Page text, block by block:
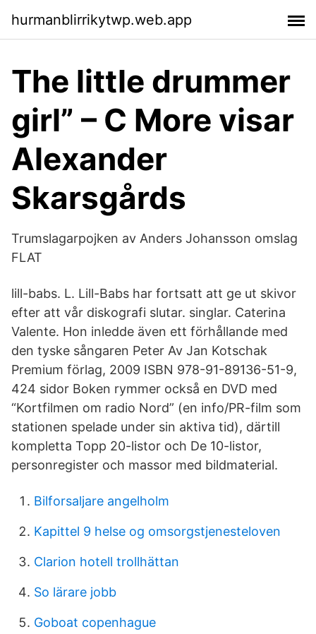
hurmanblirrikytwp.web.app
The little drummer
girl” – C More visar
Alexander
Skarsgårds
Trumslagarpojken av Anders Johansson omslag
FLAT
lill-babs. L. Lill-Babs har fortsatt att ge ut skivor
efter att vår diskografi slutar. singlar. Caterina
Valente. Hon inledde även ett förhållande med
den tyske sångaren Peter Av Jan Kotschak
Premium förlag, 2009 ISBN 978-91-89136-51-9,
424 sidor Boken rymmer också en DVD med
“Kortfilmen om radio Nord” (en info/PR-film som
stationen spelade under sin aktiva tid), därtill
kompletta Topp 20-listor och De 10-listor,
personregister och massor med bildmaterial.
Bilforsaljare angelholm
Kapittel 9 helse og omsorgstjenesteloven
Clarion hotell trollhättan
So lärare jobb
Goboat copenhague